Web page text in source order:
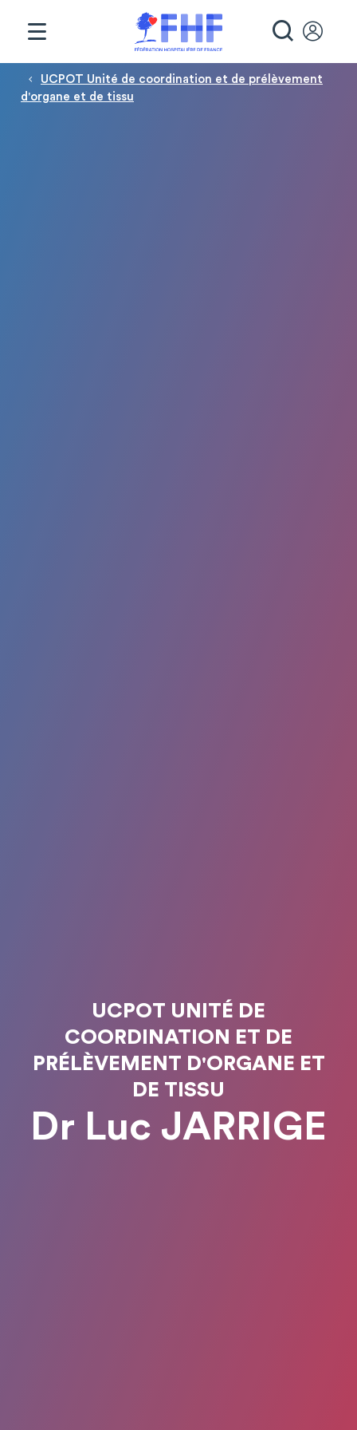
Fil d'Ariane
UCPOT Unité de coordination et de prélèvement
d'organe et de tissu
UCPOT UNITÉ DE
COORDINATION ET DE
PRÉLÈVEMENT D'ORGANE ET
DE TISSU
Dr Luc JARRIGE
Panneau de gestion des cookies